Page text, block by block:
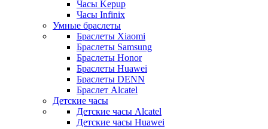
Часы Kepup
Часы Infinix
Умные браслеты
Браслеты Xiaomi
Браслеты Samsung
Браслеты Honor
Браслеты Huawei
Браслеты DENN
Браслет Alcatel
Детские часы
Детские часы Alcatel
Детские часы Huawei